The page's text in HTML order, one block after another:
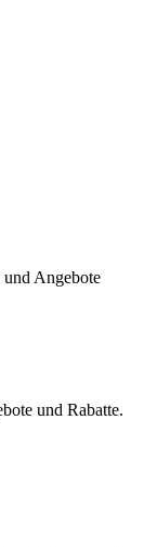
Angebote
und Rabatte.